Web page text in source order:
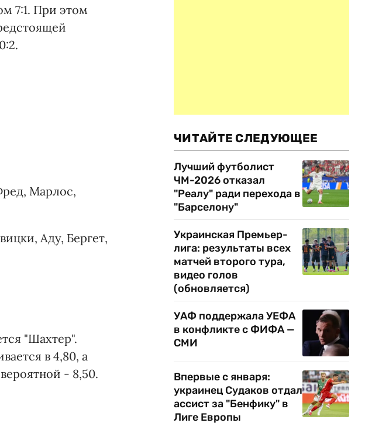
7:1. При этом
Марлос,
Аду, Бергет,
"Шахтер".
в 4,80, а
- 8,50.
ЧИТАЙТЕ СЛЕДУЮЩЕЕ
Лучший футболист
ЧМ-2026 отказал
"Реалу" ради перехода в
"Барселону"
Украинская Премьер-
лига: результаты всех
матчей второго тура,
видео голов
(обновляется)
УАФ поддержала УЕФА
в конфликте с ФИФА —
СМИ
Впервые с января:
украинец Судаков отдал
ассист за "Бенфику" в
Лиге Европы